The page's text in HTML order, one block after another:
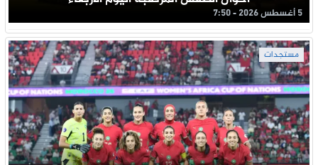
5 أغسطس 2026 - 7:50
مستجدات